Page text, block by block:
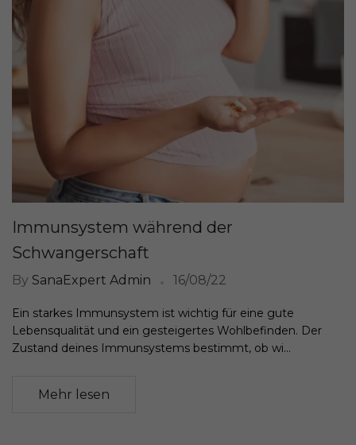
Immunsystem während der
Schwangerschaft
By SanaExpert Admin 16/08/22
Ein starkes Immunsystem ist wichtig für eine gute
Lebensqualität und ein gesteigertes Wohlbefinden. Der
Zustand deines Immunsystems bestimmt, ob wi...
Mehr lesen